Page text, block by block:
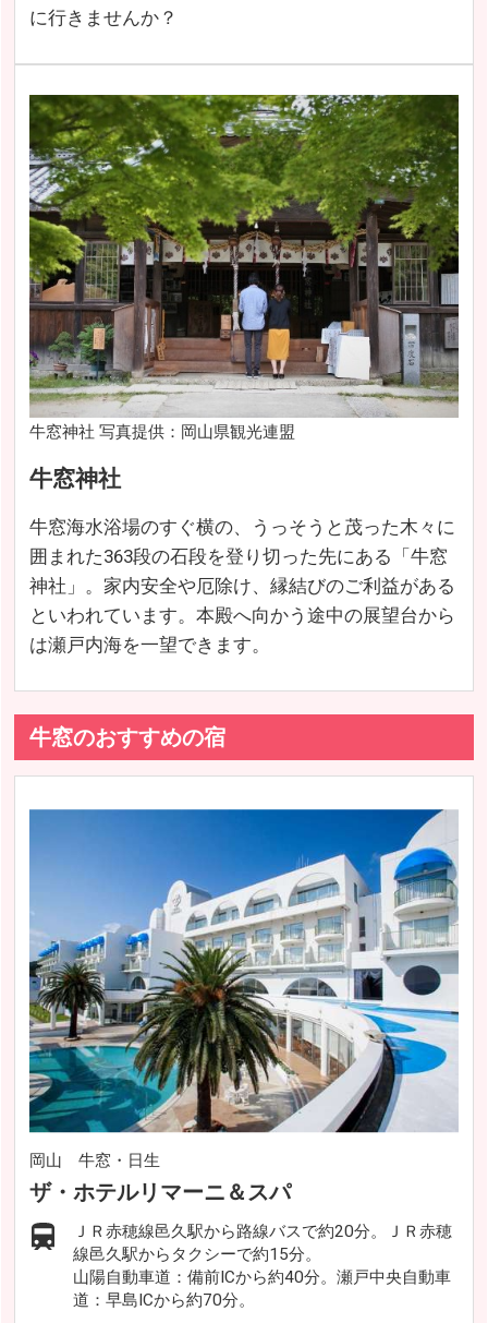
に行きませんか？
牛窓神社 写真提供：岡山県観光連盟
牛窓神社
牛窓海水浴場のすぐ横の、うっそうと茂った木々に
囲まれた363段の石段を登り切った先にある「牛窓
神社」。家内安全や厄除け、縁結びのご利益がある
といわれています。本殿へ向かう途中の展望台から
は瀬戸内海を一望できます。
牛窓のおすすめの宿
岡山 牛窓・日生
ザ・ホテルリマーニ＆スパ
ＪＲ赤穂線邑久駅から路線バスで約20分。ＪＲ赤穂
線邑久駅からタクシーで約15分。
山陽自動車道：備前ICから約40分。瀬戸中央自動車
道：早島ICから約70分。